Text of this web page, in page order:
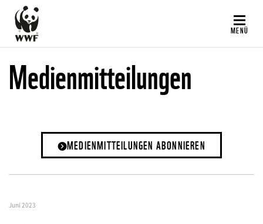
Direkt
zum
Inhalt
MENÜ
Medienmitteilungen
MEDIENMITTEILUNGEN ABONNIEREN
Juni 2023